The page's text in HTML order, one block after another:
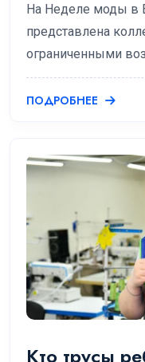
На Неделе моды в
представлена
ограниченными
ПОДРОБНЕЕ
Кто трусы